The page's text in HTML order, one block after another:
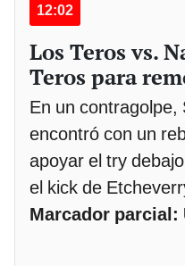
12:02
Los Teros vs.
Teros para
En un contragolpe,
encontró con un
apoyar el try
el kick de
Marcador parcial: